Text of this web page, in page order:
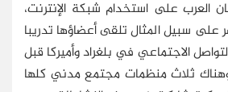
العرب على استخدام شبكة الإنترنت،
مصر على سبيل المثال تلقى أعضاؤها تدريبا
الاجتماعي في بلغراد وأميركا قبل
وهناك ثلاث منظمات مجتمع مدني كلها